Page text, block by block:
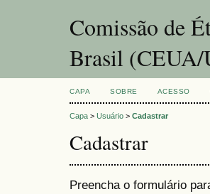
Comissão de
Brasil
CAPA SOBRE ACESSO
Capa > Usuário > Cadastrar
Cadastrar
Preencha o formulário